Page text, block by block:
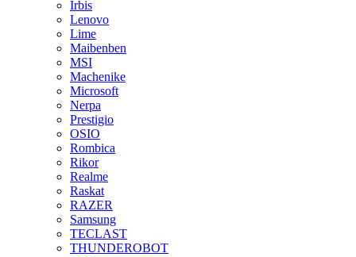
Irbis
Lenovo
Lime
Maibenben
MSI
Machenike
Microsoft
Nerpa
Prestigio
OSIO
Rombica
Rikor
Realme
Raskat
RAZER
Samsung
TECLAST
THUNDEROBOT